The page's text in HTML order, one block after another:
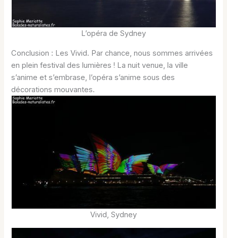
L’opéra de Sydney
Conclusion : Les Vivid. Par chance, nous sommes arrivées
en plein festival des lumières ! La nuit venue, la ville
s’anime et s’embrase, l’opéra s’anime sous des
décorations mouvantes.
Vivid, Sydney